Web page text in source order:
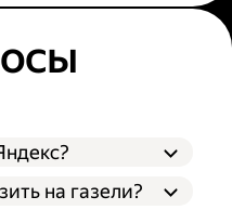
на газели?